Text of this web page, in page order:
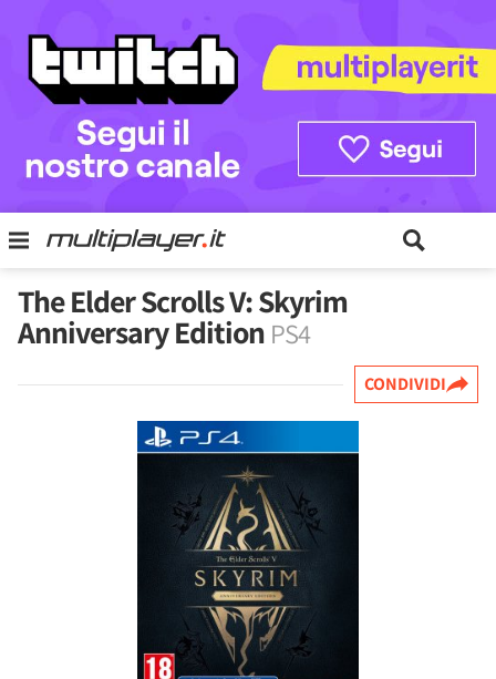
The Elder Scrolls V: Skyrim
Anniversary Edition PS4
CONDIVIDI